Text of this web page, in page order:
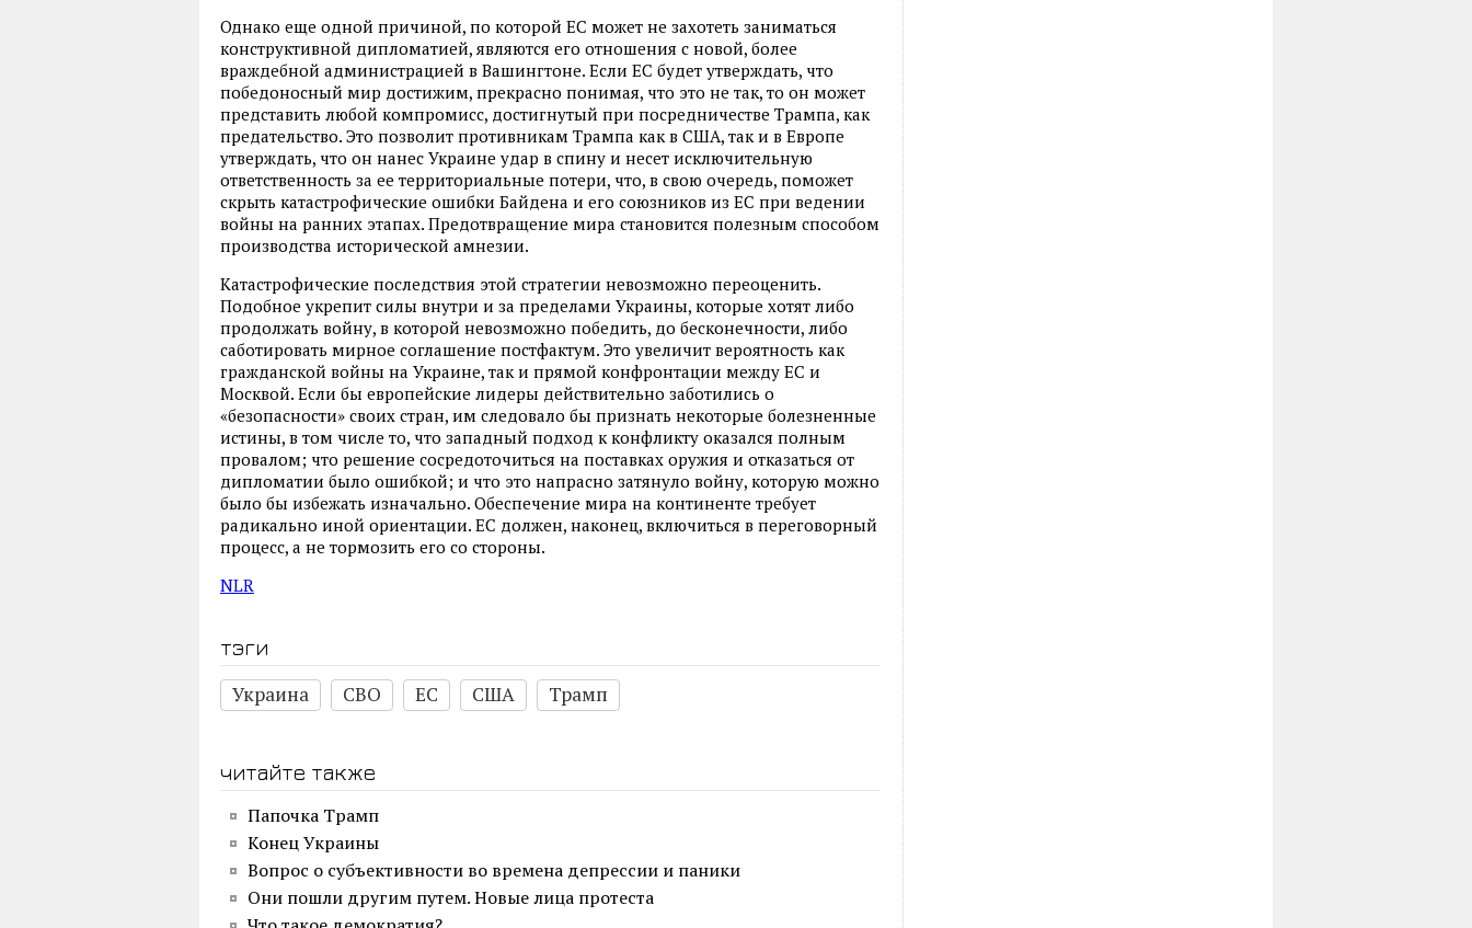
Однако еще одной причиной, по которой ЕС может не захотеть заниматься
конструктивной дипломатией, являются его отношения с новой, более
враждебной администрацией в Вашингтоне. Если ЕС будет утверждать, что
победоносный мир достижим, прекрасно понимая, что это не так, то он может
представить любой компромисс, достигнутый при посредничестве Трампа, как
предательство. Это позволит противникам Трампа как в США, так и в Европе
утверждать, что он нанес Украине удар в спину и несет исключительную
ответственность за ее территориальные потери, что, в свою очередь, поможет
скрыть катастрофические ошибки Байдена и его союзников из ЕС при ведении
войны на ранних этапах. Предотвращение мира становится полезным способом
производства исторической амнезии.
Катастрофические последствия этой стратегии невозможно переоценить.
Подобное укрепит силы внутри и за пределами Украины, которые хотят либо
продолжать войну, в которой невозможно победить, до бесконечности, либо
саботировать мирное соглашение постфактум. Это увеличит вероятность как
гражданской войны на Украине, так и прямой конфронтации между ЕС и
Москвой. Если бы европейские лидеры действительно заботились о
«безопасности» своих стран, им следовало бы признать некоторые болезненные
истины, в том числе то, что западный подход к конфликту оказался полным
провалом; что решение сосредоточиться на поставках оружия и отказаться от
дипломатии было ошибкой; и что это напрасно затянуло войну, которую можно
было бы избежать изначально. Обеспечение мира на континенте требует
радикально иной ориентации. ЕС должен, наконец, включиться в переговорный
процесс, а не тормозить его со стороны.
NLR
тэги
Украина
СВО ЕС США Трамп
читайте также
Папочка Трамп
Конец Украины
Вопрос о субъективности во времена депрессии и паники
Они пошли другим путем. Новые лица протеста